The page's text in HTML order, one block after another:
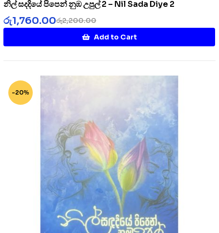
නිල් සදදියේ පිපෙන් නුඹ උපුල් 2 – Nil Sada Diye 2
රු2,200.00
රු1,760.00
Add to Cart
-20%